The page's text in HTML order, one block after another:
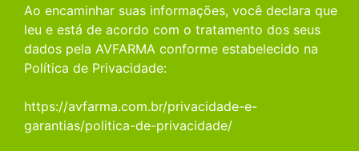
Ao encaminhar suas informações, você declara que
leu e está de acordo com o tratamento dos seus
dados pela AVFARMA conforme estabelecido na
Política de Privacidade:
https://avfarma.com.br/privacidade-e-
garantias/politica-de-privacidade/